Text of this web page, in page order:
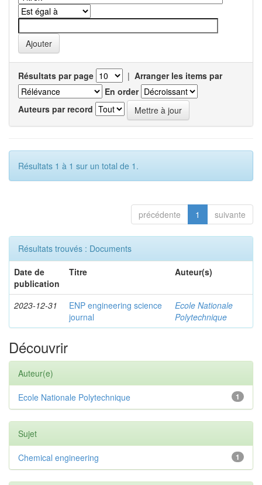
Résultats par page | Arranger les items par
En order
Auteurs par record
Résultats 1 à 1 sur un total de 1.
précédente 1 suivante
Résultats trouvés : Documents
Date de
publication
Titre Auteur(s)
2023-12-31
ENP engineering science
journal
Ecole Nationale
Polytechnique
Découvrir
Auteur(e)
1
Ecole Nationale Polytechnique
Sujet
1
Chemical engineering